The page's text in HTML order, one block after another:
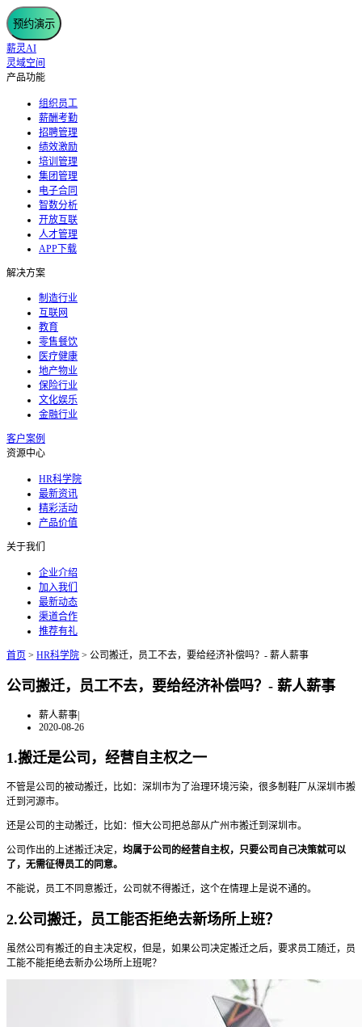
预约演示
薪灵AI
灵域空间
产品功能
组织员工
薪酬考勤
招聘管理
绩效激励
培训管理
集团管理
电子合同
智数分析
开放互联
人才管理
APP下载
解决方案
制造行业
互联网
教育
零售餐饮
医疗健康
地产物业
保险行业
文化娱乐
金融行业
客户案例
资源中心
HR科学院
最新资讯
精彩活动
产品价值
关于我们
企业介绍
加入我们
最新动态
渠道合作
推荐有礼
首页 > HR科学院 > 公司搬迁，员工不去，要给经济补偿吗？- 薪人薪事
公司搬迁，员工不去，要给经济补偿吗？- 薪人薪事
薪人薪事|
2020-08-26
1.搬迁是公司，经营自主权之一
不管是公司的被动搬迁，比如：深圳市为了治理环境污染，很多制鞋厂从深圳市搬
迁到河源市。
还是公司的主动搬迁，比如：恒大公司把总部从广州市搬迁到深圳市。
公司作出的上述搬迁决定， 均属于公司的经营自主权，只要公司自己决策就可以
了，无需征得员工的同意。
不能说，员工不同意搬迁，公司就不得搬迁，这个在情理上是说不通的。
2.公司搬迁，员工能否拒绝去新场所上班？
虽然公司有搬迁的自主决定权，但是，如果公司决定搬迁之后，要求员工随迁，员
工能不能拒绝去新办公场所上班呢？